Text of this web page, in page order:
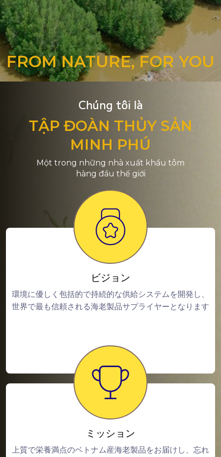
FROM NATURE, FOR YOU
Chúng tôi là
TẬP ĐOÀN THỦY SẢN
MINH PHÚ
Một trong những nhà xuất khẩu tôm
hàng đầu thế giới
ビジョン
環境に優しく包括的で持続的な供給システムを開発し、
世界で最も信頼される海老製品サプライヤーとなります
ミッション
上質で栄養満点のベトナム産海老製品をお届けし、忘れ